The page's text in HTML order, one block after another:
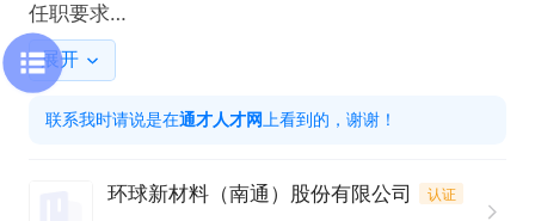
任职要求
1. 需具备良好的事务处理能力，能高效协助仓库管理
员工作。
2. 拥有较强的责任心，对待工作认真负责，注重细
展开
联系我时请说是在通才人才网 上看到的，谢谢！
环球新材料（南通）股份有限公司 认证